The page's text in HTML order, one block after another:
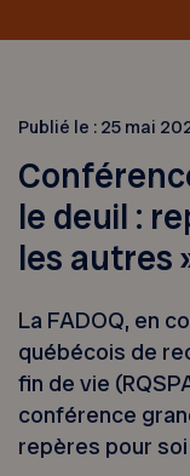
Publié le : 25 mai
le deuil :
les autres
La FADOQ, en
québécois de
fin de vie
conférence
repères pour